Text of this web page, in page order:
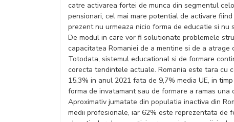
catre activarea fortei de munca din segmentul
pensionari, cel mai mare potential de activare
prezent nu urmeaza nicio forma de educatie si
De modul in care vor fi solutionate problemele
capacitatea Romaniei de a mentine si de a atrage
Totodata, sistemul educational si de formare
corecta tendintele actuale. Romania este tara cu
15,3% in anul 2021 fata de 9,7% media UE, in
forma de invatamant sau de formare a ramas una
Aproximativ jumatate din populatia inactiva din
medii profesionale, iar 62% este reprezentata de